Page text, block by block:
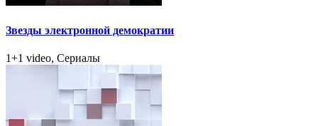
Звезды электронной демократии
1+1 video, Сериалы